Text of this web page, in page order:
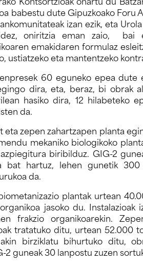
Kontsortzioak onartu du
babestu dute Gipuzkoako Foru
izan ezik, eta
oniritzia eman zaio, bai
emakidaren formulaz
ustiatzeko eta mantentzeko
60 eguneko epea dute
dira, eta, beraz, bi obrak
hasiko dira, 12 hilabeteko
da.
zepen zahartzapen planta
mekaniko biologikoko
biribilduz. GIG-2
bat hartuz, lehen gunetik 300
da.
plantak urtean
jasoko du. Instalazioak
frakzio organikoarekin.
tratatuko ditu, urtean 52.000
birziklatu bihurtuko ditu,
guneak 30 lanpostu zuzen